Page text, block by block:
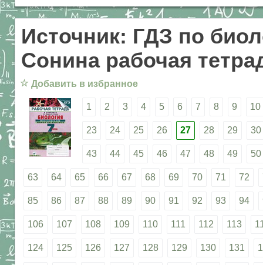
Источник: ГДЗ по
Сонина рабочая
☆ Добавить в избранное
1 2 3 4 5 6 7 8 9 10
23 24 25 26 27 28 29 30
43 44 45 46 47 48 49 50
63 64 65 66 67 68 69 70 71 72
85 86 87 88 89 90 91 92 93 94
106 107 108 109 110 111 112 113
124 125 126 127 128 129 130 131